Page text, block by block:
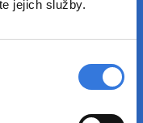
jejich služby.